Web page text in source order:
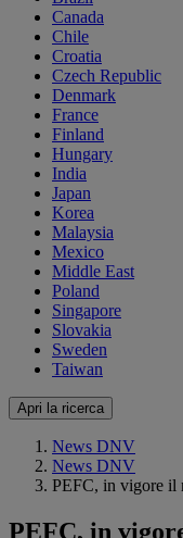
Canada
Chile
Croatia
Czech Republic
Denmark
France
Finland
Hungary
India
Japan
Korea
Malaysia
Mexico
Middle East
Poland
Singapore
Slovakia
Sweden
Taiwan
Apri la ricerca
News DNV
News DNV
PEFC, in vigore il
PEFC, in